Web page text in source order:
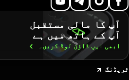
آپ کا مالی مستقبل
آپ کے ہاتھ میں ہے
ابھی ایپ ڈاؤن لوڈکریں۔
ٹریڈنگ